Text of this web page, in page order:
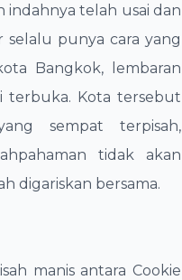
indahnya telah usai dan
punya cara yang
Bangkok, lembaran
Kota tersebut
sempat terpisah,
tidak akan
digariskan bersama.
manis antara Cookie